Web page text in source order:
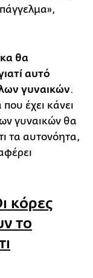
θα
αυτό
γυναικών.
έχει κάνει
γυναικών θα
τα αυτονόητα,
κόρες
το